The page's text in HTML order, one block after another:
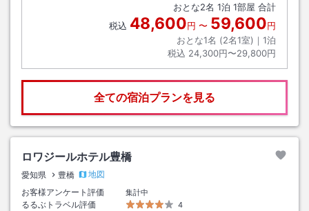
おとな2名 1泊 1部屋 合計
税込 48,600円 〜 59,600円
おとな1名 (2名1室)｜ 1泊
税込 24,300円〜29,800円
全ての宿泊プランを見る
ロワジールホテル豊橋
愛知県 豊橋
地図
お客様アンケート評価
集計中
るるぶトラベル評価
4